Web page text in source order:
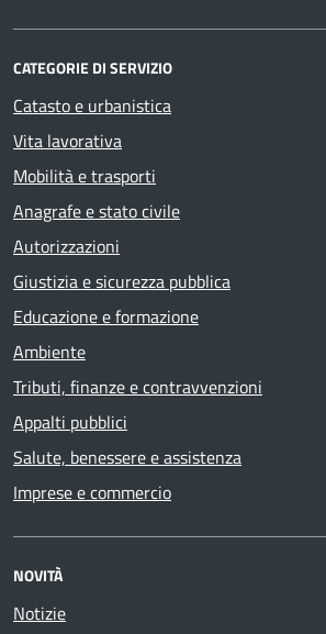
CATEGORIE DI SERVIZIO
Catasto e urbanistica
Vita lavorativa
Mobilità e trasporti
Anagrafe e stato civile
Autorizzazioni
Giustizia e sicurezza pubblica
Educazione e formazione
Ambiente
Tributi, finanze e contravvenzioni
Appalti pubblici
Salute, benessere e assistenza
Imprese e commercio
NOVITÀ
Notizie